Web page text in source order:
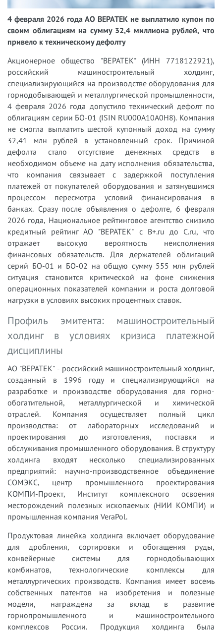
4 февраля 2026 года АО ВЕРАТЕК не выплатило купон по
своим облигациям на сумму 32,4 миллиона рублей, что
привело к техническому дефолту
Акционерное общество "ВЕРАТЕК" (ИНН 7718122921),
российский машиностроительный холдинг,
специализирующийся на производстве оборудования для
горнодобывающей и металлургической промышленности,
4 февраля 2026 года допустило технический дефолт по
облигациям серии БО-01 (ISIN RU000A10A0H8). Компания
не смогла выплатить шестой купонный доход на сумму
32,41 млн рублей в установленный срок. Причиной
дефолта стало отсутствие денежных средств в
необходимом объеме на дату исполнения обязательства,
что компания связывает с задержкой поступления
платежей от покупателей оборудования и затянувшимся
процессом пересмотра условий финансирования в
банках. Сразу после объявления о дефолте, 6 февраля
2026 года, Национальное рейтинговое агентство снизило
кредитный рейтинг АО "ВЕРАТЕК" с B+.ru до C.ru, что
отражает высокую вероятность неисполнения
финансовых обязательств. Для держателей облигаций
серий БО-01 и БО-02 на общую сумму 555 млн рублей
ситуация становится критической на фоне снижения
операционных показателей компании и роста долговой
нагрузки в условиях высоких процентных ставок.
Профиль эмитента: машиностроительный
холдинг в условиях кризиса платежной
дисциплины
АО "ВЕРАТЕК" - российский машиностроительный холдинг,
созданный в 1996 году и специализирующийся на
разработке и производстве оборудования для горно-
обогатительной, металлургической и химической
отраслей. Компания осуществляет полный цикл
производства: от лабораторных исследований и
проектирования до изготовления, поставки и
обслуживания промышленного оборудования. В структуру
холдинга входят несколько специализированных
предприятий: научно-производственное объединение
СОМЭКС, центр промышленного проектирования
КОМПИ-Проект, Институт комплексного освоения
месторождений полезных ископаемых (НИИ КОМПИ) и
промышленная компания VeraPol.
Продуктовая линейка холдинга включает оборудование
для дробления, сортировки и обогащения руды,
конвейерные системы для горнодобывающих
комбинатов, технологические комплексы для
металлургических производств. Компания имеет восемь
собственных патентов на изобретения и полезные
модели, награждена за вклад в развитие
горнопромышленного и машиностроительного
комплексов России. Продукция холдинга была